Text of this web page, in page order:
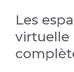
Les
virtuelle